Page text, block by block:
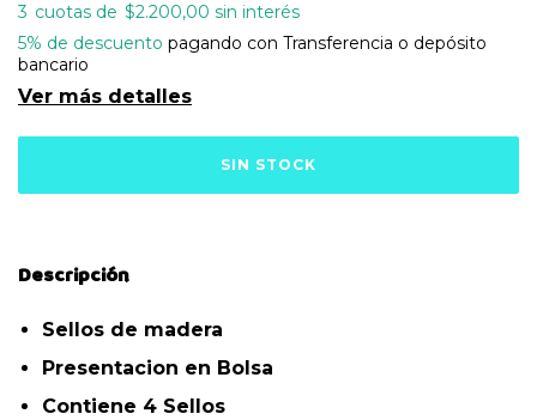
3
$2.200,00 sin interés
5% de descuento pagando con Transferencia o depósito
bancario
Ver más detalles
Descripción
Sellos de madera
Presentacion en Bolsa
Contiene 4 Sellos